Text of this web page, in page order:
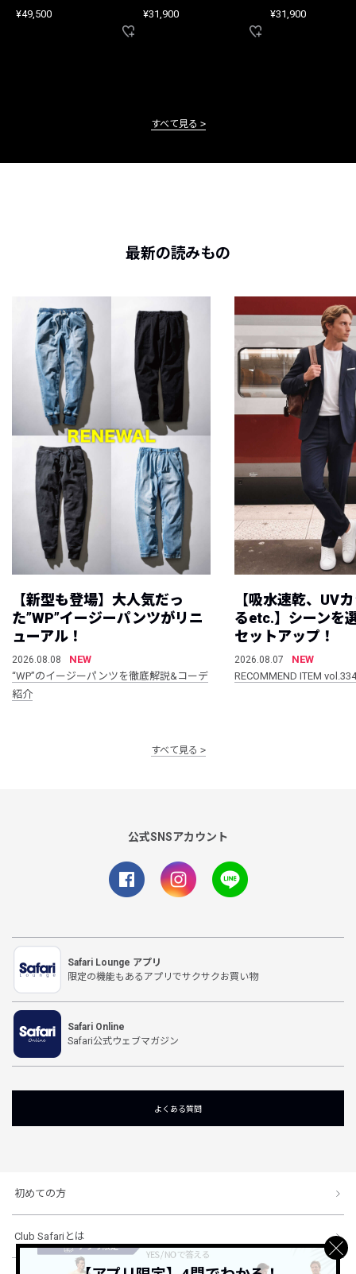
¥49,500 ¥31,900 ¥31,900
すべて見る
最新の読みもの
【新型も登場】大人気だっ
た”WP”イージーパンツがリニ
ューアル！
2026.08.08
NEW
“WP”のイージーパンツを徹底解説&コーデ
紹介
【吸水速乾、UV
るetc.】シーンを
セットアップ！
2026.08.07
NEW
RECOMMEND ITEM vol.334
すべて見る
公式SNSアカウント
Safari Lounge アプリ
限定の機能もあるアプリでサクサクお買い物
Safari Online
Safari公式ウェブマガジン
よくある質問
初めての方
Club Safariとは